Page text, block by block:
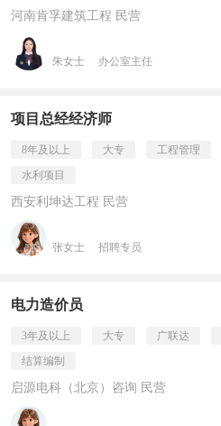
河南肯孚建筑工程 民营
朱女士 办公室主任
项目总经经济师
8年及以上 大专 工程管理
水利项目
西安利坤达工程 民营
张女士 招聘专员
电力造价员
3年及以上 大专 广联达
结算编制
启源电科（北京）咨询 民营